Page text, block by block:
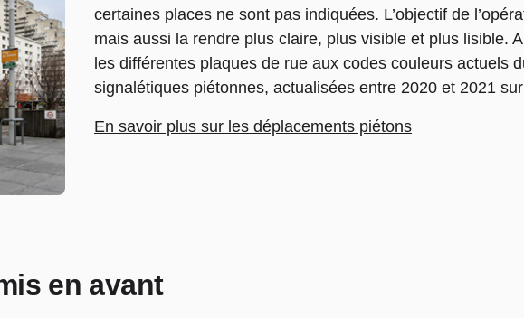
certaines places ne sont pas indiquées. L’objectif de
mais aussi la rendre plus claire, plus visible et plus lisible.
les différentes plaques de rue aux codes couleurs actuels
signalétiques piétonnes, actualisées entre 2020 et 2021
En savoir plus sur les déplacements piétons
en avant